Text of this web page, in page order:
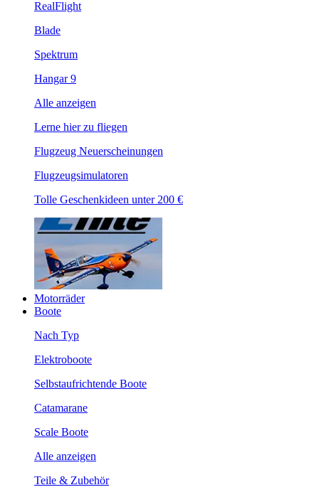
RealFlight
Blade
Spektrum
Hangar 9
Alle anzeigen
Lerne hier zu fliegen
Flugzeug Neuerscheinungen
Flugzeugsimulatoren
Tolle Geschenkideen unter 200 €
Motorräder
Boote
Nach Typ
Elektroboote
Selbstaufrichtende Boote
Catamarane
Scale Boote
Alle anzeigen
Teile & Zubehör